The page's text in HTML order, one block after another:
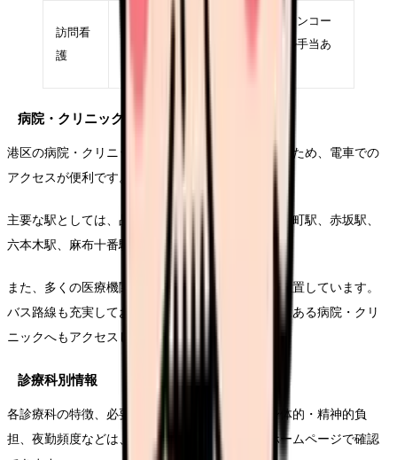
訪問看
護
400万円〜
オンコー
ル手当あ
病院・クリニックへの通勤事情
港区の病院・クリニックは、都心部に集中しているため、電車での
アクセスが便利です。
主要な駅としては、品川駅、田町駅、新橋駅、浜松町駅、赤坂駅、
六本木駅、麻布十番駅などがあります。
また、多くの医療機関が最寄り駅から徒歩圏内に位置しています。
バス路線も充実しており、駅から少し離れた場所にある病院・クリ
ニックへもアクセスしやすいです。
診療科別情報
各診療科の特徴、必要とされるスキル・資格、身体的・精神的負
担、夜勤頻度などは、求人サイトや医療機関のホームページで確認